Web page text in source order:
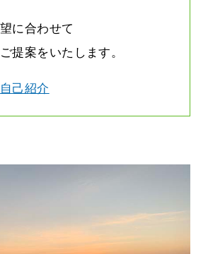
に合わせて
提案をいたします。
自己紹介